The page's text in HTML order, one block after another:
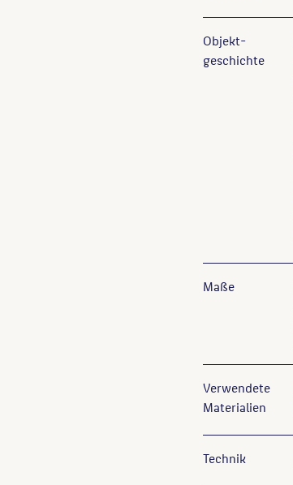
Objekt­
geschichte
Maße
Verwendete
Materialien
Technik